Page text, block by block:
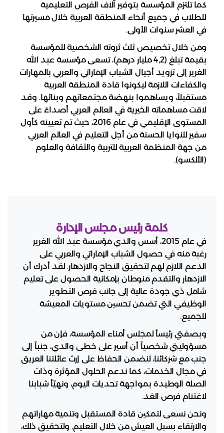
كما تلتزم المؤسسة بتوفير آلاف الفرص التعليمية
للطلاب في جميع أنحاء المنطقة العربية خلال مسيرتها
في العشر سنوات الأولى.
ومن خلال تخصيص ثلث ثروته الشخصية للمؤسسة
بقيمة تبلغ (4,2 مليار درهم)، تسعى مؤسسة عبد الله
الغرير إلى تزويد أجيال الشباب الإماراتي والعربي بالمهارات
والكفاءات اللازمة ليكونوا قادة المنطقة العربية
مستقبلاً، ويساهموا بنهضة مجتمعاتهم وبنائها. وقد
لاقت مساهماته الخيرية في العالم العربي أصداءً على
المستوى الإقليمي في عام 2016، حيث تم تعيينه كأول
سفير للنوايا الحسنة من أجل التعليم في العالم العربي
من جهة المنظمة العربية للتربية والثقافة والعلوم
(الألكسو).
كلمة رئيس مجلس الإدارة
في عام 2015، أسس والدي مؤسسة عبد الله الغرير
رغبة منه في حصول الشباب الإماراتي والعربي على
الدعم اللازم لهم لتحقيق النجاح والازدهار. لقد أدرك أن
الازدهار والتقدم منوطان بإمكانية الحصول على تعليم
شامل ذي جودة عالية إلى جانب فرص التطوير
الوظيفي التي تضمن تحسين مستويات المعيشة
للجميع.
وبصفتي رئيساً لمجلس أمناء المؤسسة، فإن من
مسؤوليتي شخصياً أن أسير على خطى والدي، جنباً إلى
جنب مع شركائنا، لنضمن الحفاظ على إرث عائلتنا العريق
في مجال الخدمات، كما ندعم الحلول المؤثرة وذات
الصلة الوطيدة بمواجهة تحديات اليوم، ونهيّأ شبابنا
لاغتنام فرص الغد.
ونحن نسعى لتمكين قادة المستقبل وتنمية مهاراتهم
والارتقاء بسبل العيش من خلال التعليم. ولتحقيق ذلك،